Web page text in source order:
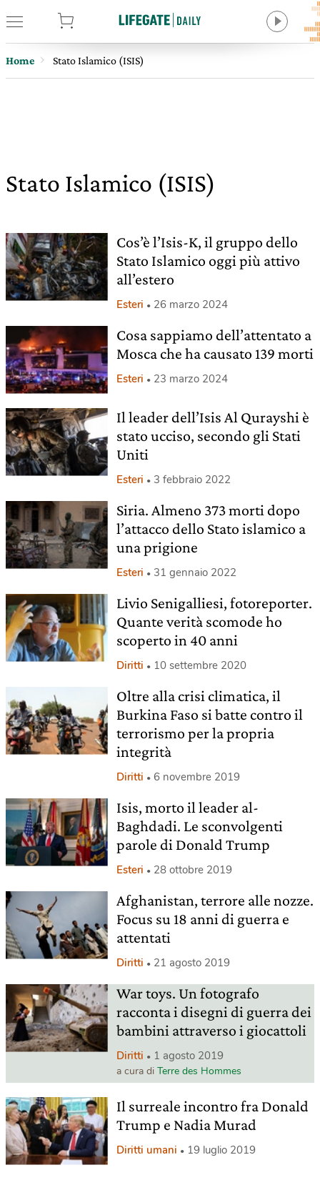
Home Stato Islamico (ISIS)
Stato Islamico (ISIS)
Cos’è l’Isis-K, il gruppo dello
Stato Islamico oggi più attivo
all’estero
Esteri 26 marzo 2024
Cosa sappiamo dell’attentato a
Mosca che ha causato 139 morti
Esteri 23 marzo 2024
Il leader dell’Isis Al Qurayshi è
stato ucciso, secondo gli Stati
Uniti
Esteri 3 febbraio 2022
Siria. Almeno 373 morti dopo
l’attacco dello Stato islamico a
una prigione
Esteri 31 gennaio 2022
Livio Senigalliesi, fotoreporter.
Quante verità scomode ho
scoperto in 40 anni
Diritti 10 settembre 2020
Oltre alla crisi climatica, il
Burkina Faso si batte contro il
terrorismo per la propria
integrità
Diritti 6 novembre 2019
Isis, morto il leader al-
Baghdadi. Le sconvolgenti
parole di Donald Trump
Esteri 28 ottobre 2019
Afghanistan, terrore alle nozze.
Focus su 18 anni di guerra e
attentati
Diritti 21 agosto 2019
War toys. Un fotografo
racconta i disegni di guerra dei
bambini attraverso i giocattoli
Diritti 1 agosto 2019
a cura di Terre des Hommes
Il surreale incontro fra Donald
Trump e Nadia Murad
Diritti umani 19 luglio 2019